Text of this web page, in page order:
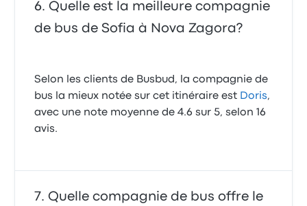
Quelle est la meilleure compagnie
de bus de Sofia à Nova Zagora?
Selon les clients de Busbud, la compagnie de
bus la mieux notée sur cet itinéraire est Doris,
avec une note moyenne de 4.6 sur 5, selon 16
avis.
Quelle compagnie de bus offre le